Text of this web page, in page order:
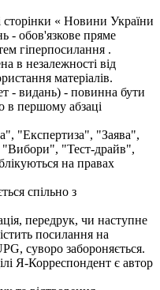
сторінки « Новини України
- обов'язкове пряме
гіперпосилання .
в незалежності від
матеріалів.
- видань) - повинна бути
в першому абзаці
"Експертиза", "Заява",
"Тест-драйв",
на правах
спільно з
передрук, чи наступне
посилання на
суворо забороняється.
Я-Корреспондент є автор